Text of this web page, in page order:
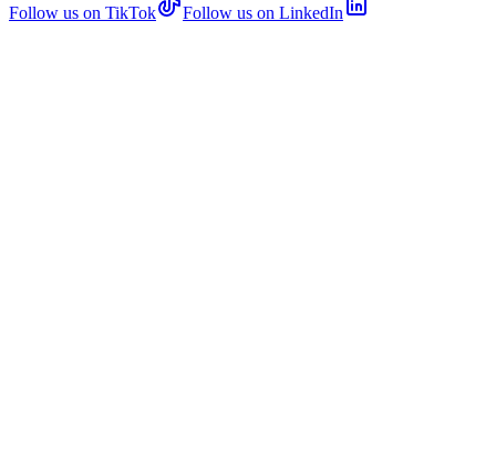
Follow us on TikTok Follow us on LinkedIn